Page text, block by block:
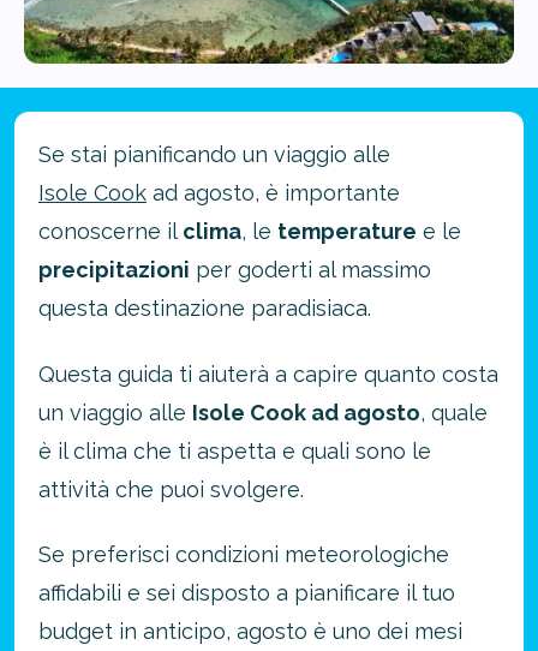
Se stai pianificando un viaggio alle
Isole Cook ad agosto, è importante
conoscerne il clima, le temperature e le
precipitazioni per goderti al massimo
questa destinazione paradisiaca.
Questa guida ti aiuterà a capire quanto costa
un viaggio alle Isole Cook ad agosto, quale
è il clima che ti aspetta e quali sono le
attività che puoi svolgere.
Se preferisci condizioni meteorologiche
affidabili e sei disposto a pianificare il tuo
budget in anticipo, agosto è uno dei mesi